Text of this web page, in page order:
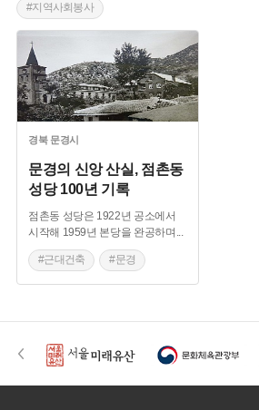
#지역사회봉사
경북 문경시
문경의 신앙 산실, 점촌동
성당 100년 기록
점촌동 성당은 1922년 공소에서
시작해 1959년 본당을 완공하며 ...
#근대건축 #문경
#점촌동 성당